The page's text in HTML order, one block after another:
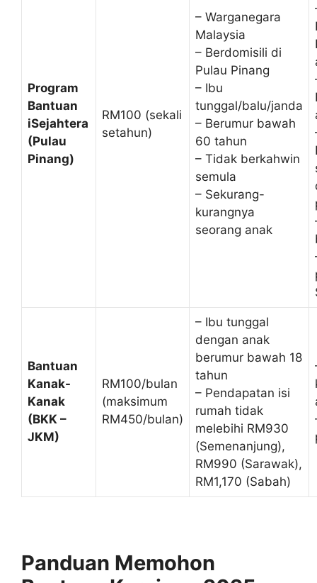
Program
Bantuan
iSejahtera
(Pulau
Pinang)
RM100 (sekali
setahun)
– Warganegara
Malaysia
– Berdomisili di
Pulau Pinang
– Ibu
tunggal/balu/janda
– Berumur bawah
60 tahun
– Tidak berkahwin
semula
– Sekurang-
kurangnya
seorang anak
Bantuan
Kanak-
Kanak
(BKK –
JKM)
RM100/bulan
(maksimum
RM450/bulan)
– Ibu tunggal
dengan anak
berumur bawah 18
tahun
– Pendapatan isi
rumah tidak
melebihi RM930
(Semenanjung),
RM990 (Sarawak),
RM1,170 (Sabah)
Panduan Memohon